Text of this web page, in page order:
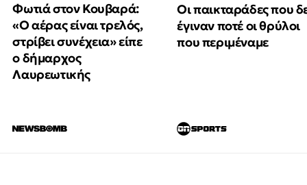
Φωτιά στον Κουβαρά:
«Ο αέρας είναι τρελός,
στρίβει συνέχεια» είπε
ο δήμαρχος
Λαυρεωτικής
Οι παικταράδες που
έγιναν ποτέ οι θρύλοι
που περιμέναμε